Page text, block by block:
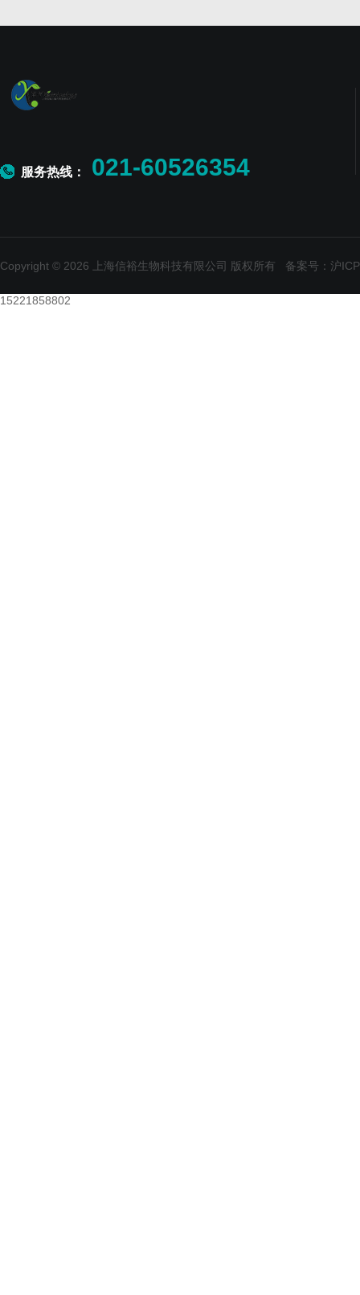
服务热线： 021-60526354
Copyright © 2026 上海信裕生物科技有限公司 版权所有 备案号：沪
15221858802